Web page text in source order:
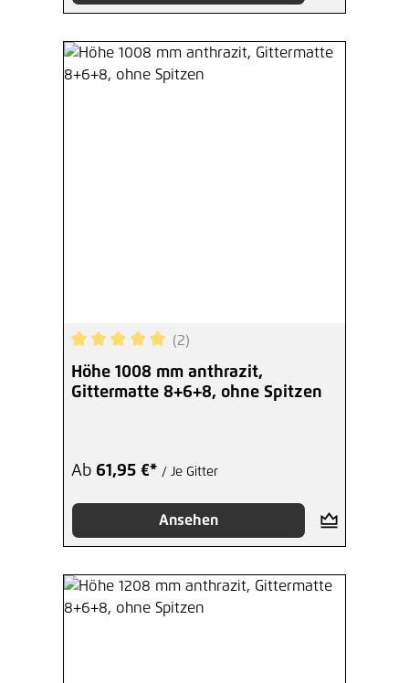
Durchschnittliche Bewertung von 5 von 5
(2)
Höhe 1008 mm anthrazit,
Gittermatte 8+6+8, ohne Spitzen
Ab 61,95 €* / Je Gitter
Ansehen